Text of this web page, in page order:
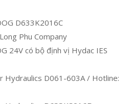
D633K2016C
Phu Company
24V có bộ định vị Hydac IES
Hydraulics D061-603A / Hotline: